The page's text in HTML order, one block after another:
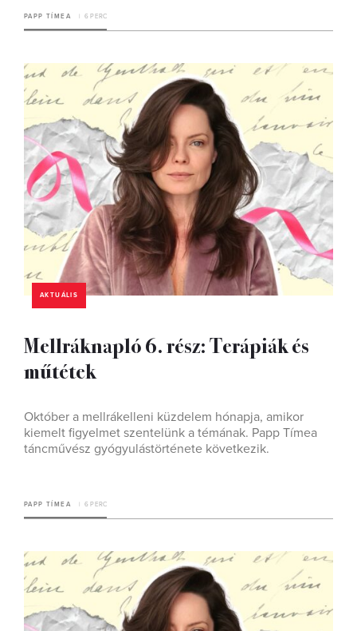
PAPP TÍMEA 6 PERC
AKTUÁLIS
Mellráknapló 6. rész: Terápiák és
műtétek
Október a mellrákelleni küzdelem hónapja, amikor
kiemelt figyelmet szentelünk a témának. Papp Tímea
táncművész gyógyulástörténete következik.
PAPP TÍMEA 6 PERC